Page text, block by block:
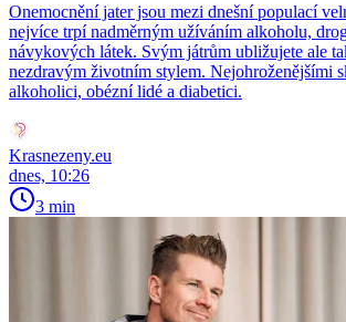
Onemocnění jater jsou mezi dnešní populací
nejvíce trpí nadměrným užíváním alkoholu,
návykových látek. Svým játrům ubližujete ale
nezdravým životním stylem. Nejohroženějšími
alkoholici, obézní lidé a diabetici.
Krasnezeny.eu
dnes, 10:26
3 min